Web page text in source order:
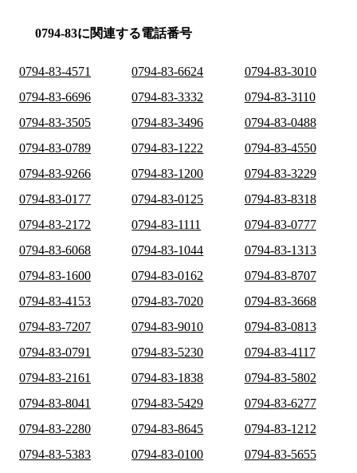
0794-83に関連する電話番号
0794-83-4571 0794-83-6624
0794-83-3010
0794-83-6696
0794-83-3332
0794-83-3110
0794-83-3505
0794-83-3496
0794-83-0488
0794-83-0789
0794-83-1222
0794-83-4550
0794-83-9266
0794-83-1200
0794-83-3229
0794-83-0177
0794-83-0125
0794-83-8318
0794-83-2172
0794-83-1111
0794-83-0777
0794-83-6068
0794-83-1044
0794-83-1313
0794-83-1600
0794-83-0162
0794-83-8707
0794-83-4153
0794-83-7020
0794-83-3668
0794-83-7207
0794-83-9010
0794-83-0813
0794-83-0791
0794-83-5230
0794-83-4117
0794-83-2161
0794-83-1838
0794-83-5802
0794-83-8041
0794-83-5429
0794-83-6277
0794-83-2280
0794-83-8645
0794-83-1212
0794-83-5383
0794-83-0100
0794-83-5655